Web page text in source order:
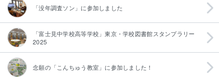
「没年調査ソン」に参加しました
「富士見中学校高等学校」東京・学校図書館スタンプラリー
2025
念願の「こんちゅう教室」に参加しました！